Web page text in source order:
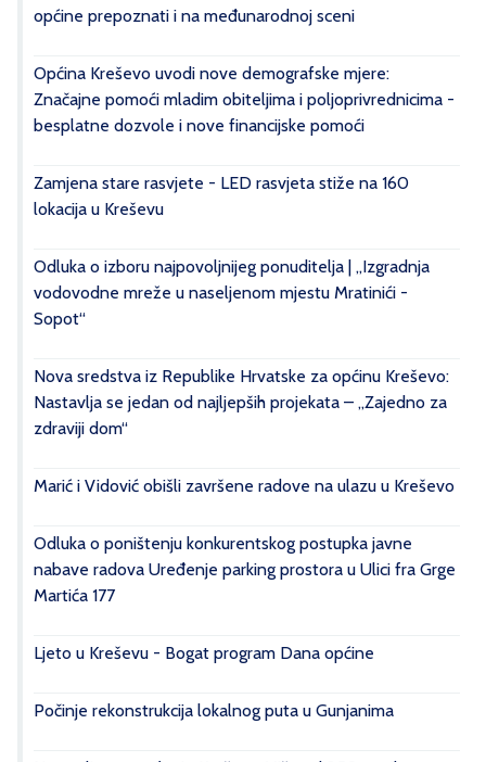
općine prepoznati i na međunarodnoj sceni
Općina Kreševo uvodi nove demografske mjere:
Značajne pomoći mladim obiteljima i poljoprivrednicima -
besplatne dozvole i nove financijske pomoći
Zamjena stare rasvjete - LED rasvjeta stiže na 160
lokacija u Kreševu
Odluka o izboru najpovoljnijeg ponuditelja | „Izgradnja
vodovodne mreže u naseljenom mjestu Mratinići -
Sopot“
Nova sredstva iz Republike Hrvatske za općinu Kreševo:
Nastavlja se jedan od najljepših projekata – „Zajedno za
zdraviji dom“
Marić i Vidović obišli završene radove na ulazu u Kreševo
Odluka o poništenju konkurentskog postupka javne
nabave radova Uređenje parking prostora u Ulici fra Grge
Martića 177
Ljeto u Kreševu - Bogat program Dana općine
Počinje rekonstrukcija lokalnog puta u Gunjanima